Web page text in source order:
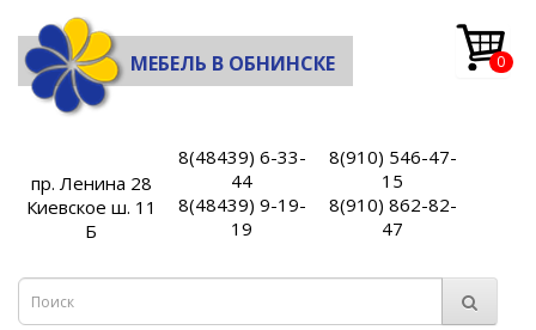
МЕБЕЛЬ В ОБНИНСКЕ 0
пр. Ленина 28
Киевское ш. 11
Б
8(48439) 6-33-
44
8(48439) 9-19-
19
8(910) 546-47-
15
8(910) 862-82-
47